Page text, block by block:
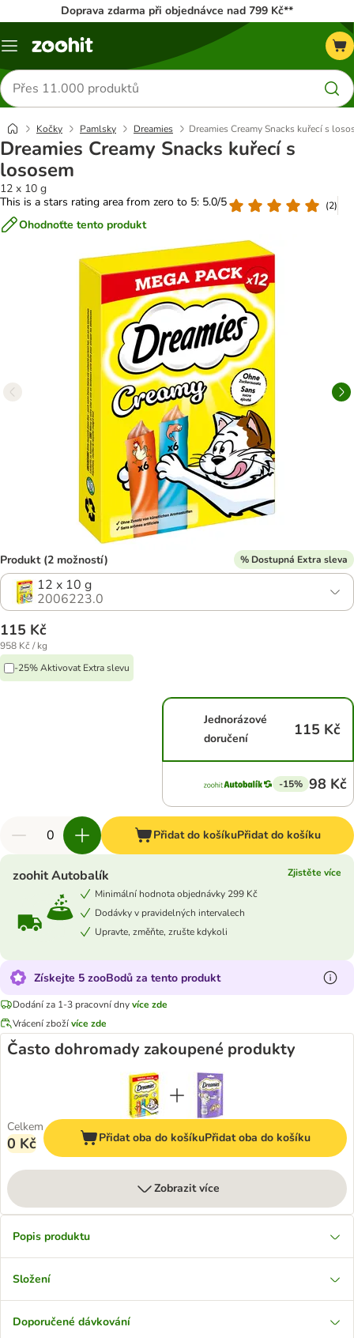
Doprava zdarma při objednávce nad 799 Kč**
Menu
Hledat
produkty
Kočky Pamlsky Dreamies Dreamies Creamy Snacks kuřecí s
Dreamies Creamy Snacks kuřecí s
lososem
12 x 10 g
This is a stars rating area from zero to 5: 5.0/5
(2)
Ohodnoťte tento produkt
Produkt (2 možností) % Dostupná Extra sleva
12 x 10 g
2006223.0
115 Kč
958 Kč / kg
-25% Aktivovat Extra slevu
Jednorázové
doručení
115 Kč
-15% 98 Kč
Přidat do košíkuPřidat do košíku
zoohit Autobalík
Zjistěte více
Minimální hodnota objednávky 299 Kč
Dodávky v pravidelných intervalech
Upravte, změňte, zrušte kdykoli
Získejte 5 zooBodů za tento produkt
Dodání za 1-3 pracovní dnyvíce zde
Vrácení zbožívíce zde
Často dohromady zakoupené produkty
Celkem
0 Kč Přidat oba do košíkuPřidat oba do košíku
Zobrazit více
Popis produktu
Složení
Doporučené dávkování